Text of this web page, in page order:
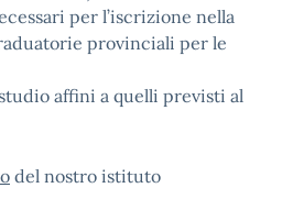
per l’iscrizione nella
provinciali per le
affini a quelli previsti al
del nostro istituto